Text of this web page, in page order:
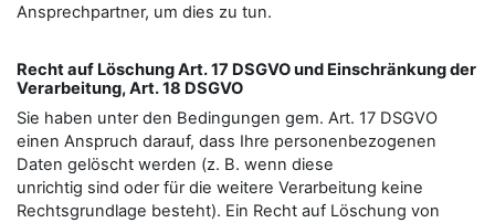
Ansprechpartner, um dies zu tun.
Recht auf Löschung Art. 17 DSGVO und Einschränkung der
Verarbeitung, Art. 18 DSGVO
Sie haben unter den Bedingungen gem. Art. 17 DSGVO
einen Anspruch darauf, dass Ihre personenbezogenen
Daten gelöscht werden (z. B. wenn diese
unrichtig sind oder für die weitere Verarbeitung keine
Rechtsgrundlage besteht). Ein Recht auf Löschung von